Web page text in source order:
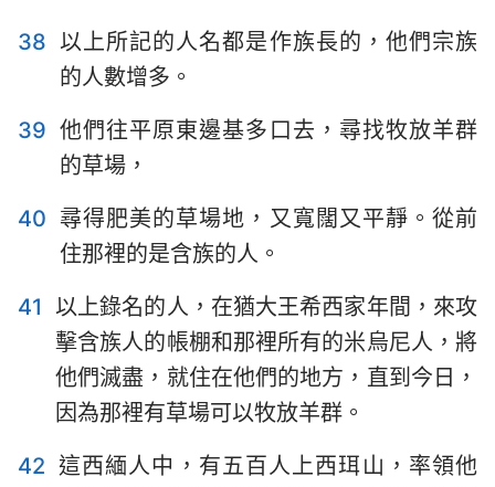
38 以上所記的人名都是作族長的，他們宗族
的人數增多。
39 他們往平原東邊基多口去，尋找牧放羊群
的草場，
40 尋得肥美的草場地，又寬闊又平靜。從前
住那裡的是含族的人。
41
以上錄名的人，在猶大王希西家年間，來攻
擊含族人的帳棚和那裡所有的米烏尼人，將
他們滅盡，就住在他們的地方，直到今日，
因為那裡有草場可以牧放羊群。
42 這西緬人中，有五百人上西珥山，率領他